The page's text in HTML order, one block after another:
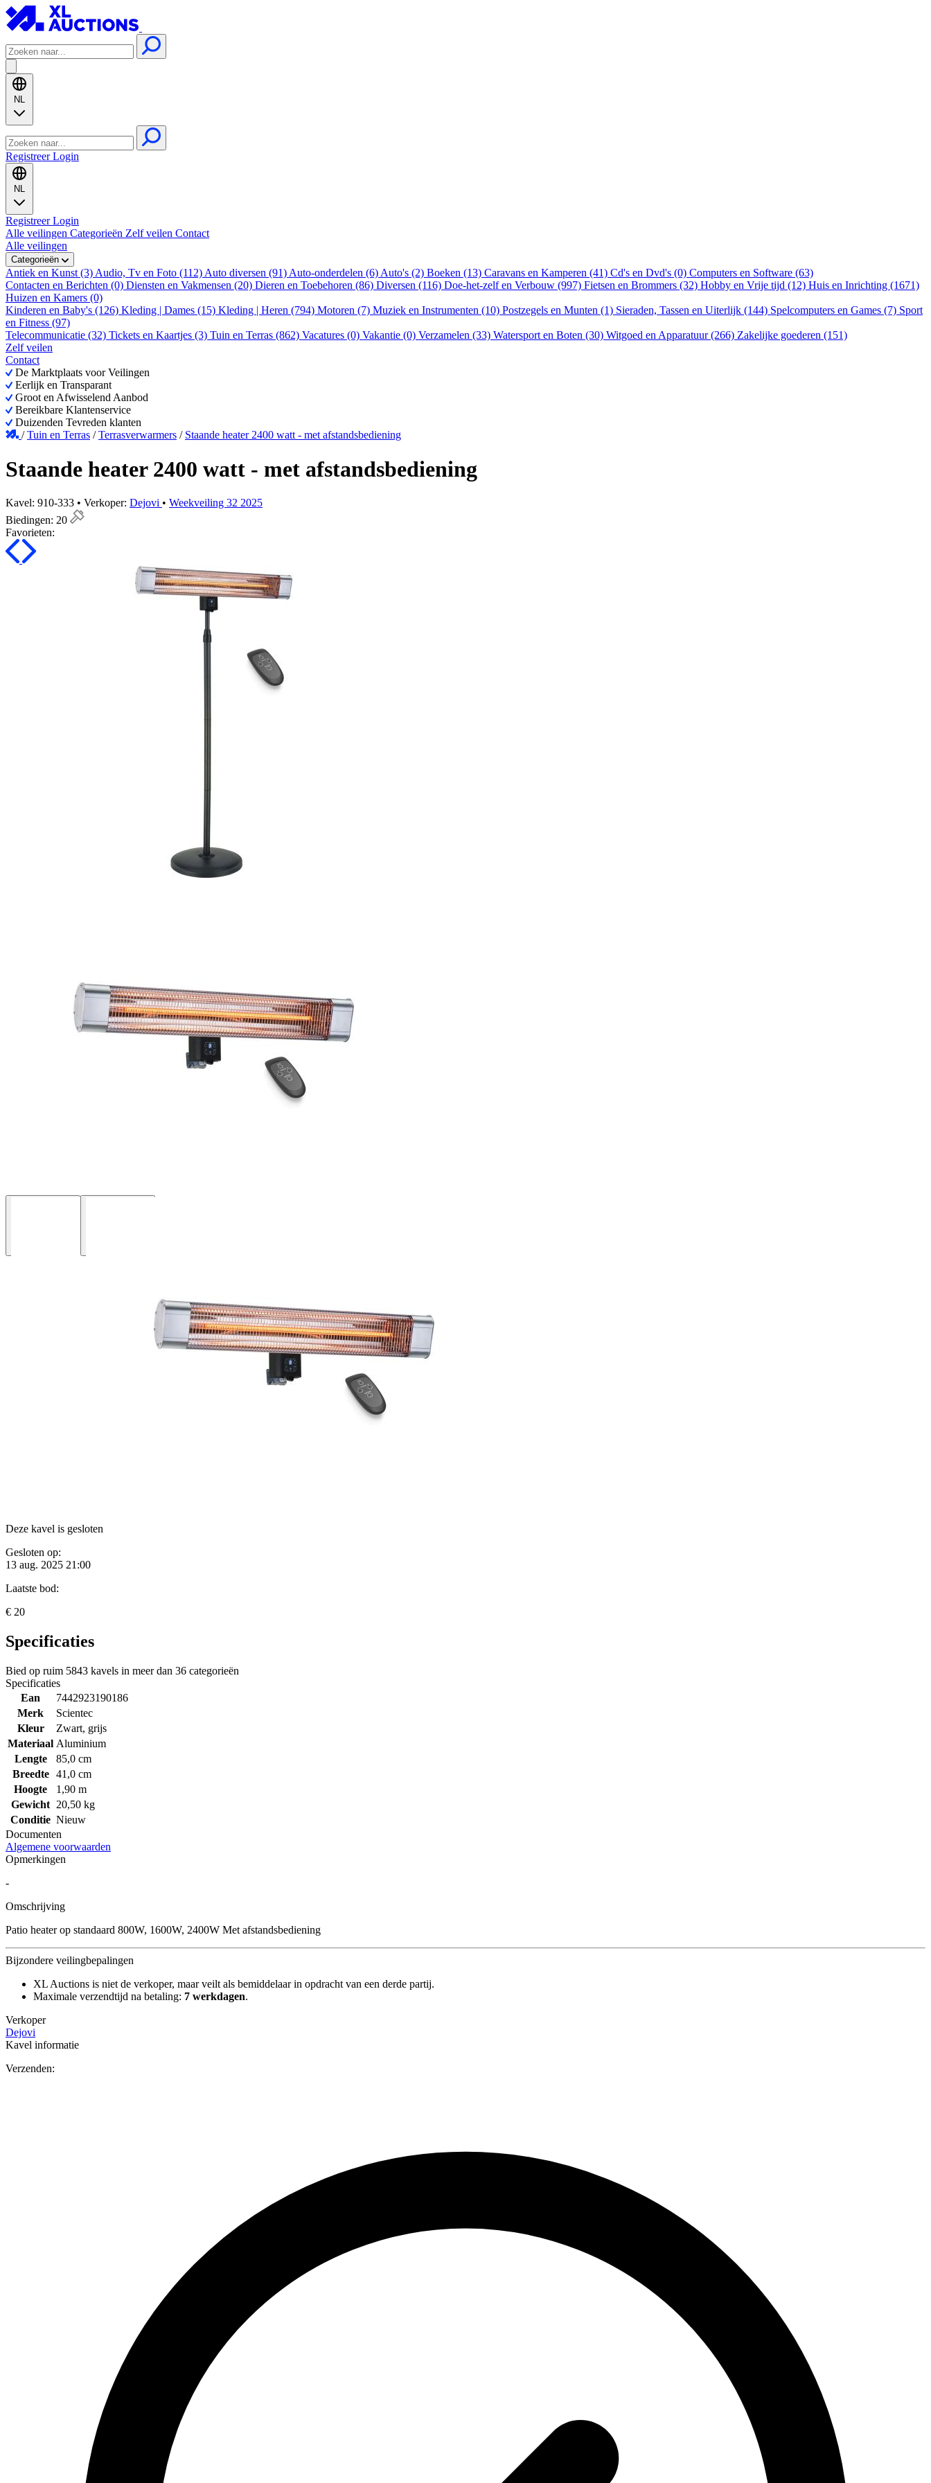
NL
RegistreerLogin
NL
RegistreerLogin
Alle veilingen Categorieën Zelf veilen Contact
Alle veilingen
Categorieën
Antiek en Kunst (3) Audio, Tv en Foto (112) Auto diversen (91) Auto-onderdelen (6) Auto's (2) Boeken (13) Caravans en Kamperen (41) Cd's en Dvd's (0) Computers en Software (63)
Contacten en Berichten (0) Diensten en Vakmensen (20) Dieren en Toebehoren (86) Diversen (116) Doe-het-zelf en Verbouw (997) Fietsen en Brommers (32) Hobby en Vrije tijd (12) Huis en Inrichting (1671)
Huizen en Kamers (0)
Kinderen en Baby's (126) Kleding | Dames (15) Kleding | Heren (794) Motoren (7) Muziek en Instrumenten (10) Postzegels en Munten (1) Sieraden, Tassen en Uiterlijk (144) Spelcomputers en Games (7) Sport
en Fitness (97)
Telecommunicatie (32) Tickets en Kaartjes (3) Tuin en Terras (862) Vacatures (0) Vakantie (0) Verzamelen (33) Watersport en Boten (30) Witgoed en Apparatuur (266) Zakelijke goederen (151)
Zelf veilen
Contact
De Marktplaats voor Veilingen
Eerlijk en Transparant
Groot en Afwisselend Aanbod
Bereikbare Klantenservice
Duizenden Tevreden klanten
/Tuin en Terras /Terrasverwarmers / Staande heater 2400 watt - met afstandsbediening
Staande heater 2400 watt - met afstandsbediening
Kavel: 910-333 • Verkoper: Dejovi • Weekveiling 32 2025
Biedingen: 20
Favorieten:
Deze kavel is gesloten
Gesloten op:
13 aug. 2025 21:00
Laatste bod:
€ 20
Specificaties
Bied op ruim 5843 kavels in meer dan 36 categorieën
Specificaties
Ean
7442923190186
Merk
Scientec
Kleur
Zwart, grijs
Materiaal Aluminium
Lengte
85,0 cm
Breedte
41,0 cm
Hoogte
1,90 m
Gewicht 20,50 kg
Conditie Nieuw
Documenten
Algemene voorwaarden
Opmerkingen
-
Omschrijving
Patio heater op standaard 800W, 1600W, 2400W Met afstandsbediening
Bijzondere veilingbepalingen
XL Auctions is niet de verkoper, maar veilt als bemiddelaar in opdracht van een derde partij.
Maximale verzendtijd na betaling: 7 werkdagen.
Verkoper
Dejovi
Kavel informatie
Verzenden: